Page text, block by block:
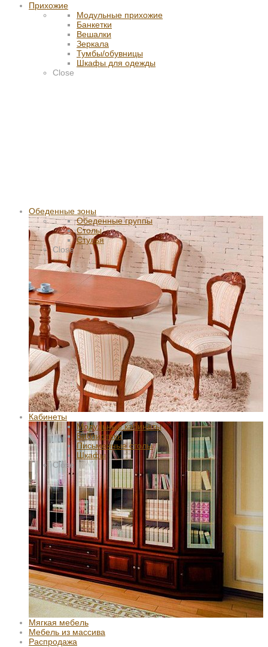
Прихожие
Модульные прихожие
Банкетки
Вешалки
Зеркала
Тумбы/обувницы
Шкафы для одежды
Close
Обеденные зоны
Обеденные группы
Столы
Стулья
Close
Кабинеты
Модульные кабинеты
Библиотеки
Письменные столы
Шкафы
Close
Мягкая мебель
Мебель из массива
Распродажа